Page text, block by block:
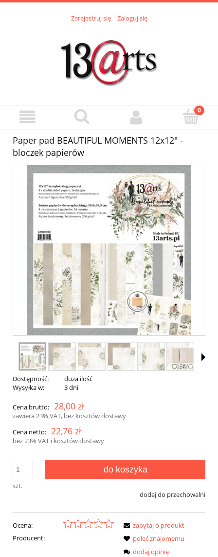
Zarejestruj się Zaloguj się
Paper pad BEAUTIFUL MOMENTS 12x12" -
bloczek papierów
Dostępność:
duża ilość
Wysyłka w:
3 dni
Cena brutto: 28,00 zł
zawiera 23% VAT, bez kosztów dostawy
Cena netto:
22,76 zł
bez 23% VAT i kosztów dostawy
szt.
do koszyka
dodaj do przechowalni
Ocena:
Producent:
zapytaj o produkt
poleć znajomemu
dodaj opinię